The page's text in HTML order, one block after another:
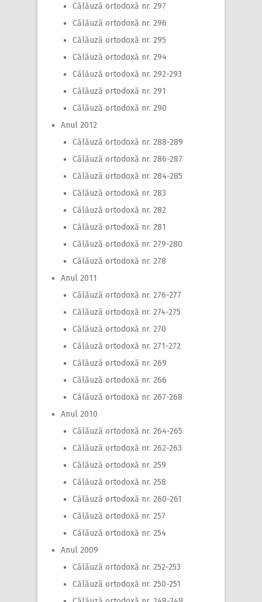
Călăuză ortodoxă nr. 297
Călăuză ortodoxă nr. 296
Călăuză ortodoxă nr. 295
Călăuză ortodoxă nr. 294
Călăuză ortodoxă nr. 292-293
Călăuză ortodoxă nr. 291
Călăuză ortodoxă nr. 290
Anul 2012
Călăuză ortodoxă nr. 288-289
Călăuză ortodoxă nr. 286-287
Călăuză ortodoxă nr. 284-285
Călăuză ortodoxă nr. 283
Călăuză ortodoxă nr. 282
Călăuză ortodoxă nr. 281
Călăuză ortodoxă nr. 279-280
Călăuză ortodoxă nr. 278
Anul 2011
Călăuză ortodoxă nr. 276-277
Călăuză ortodoxă nr. 274-275
Călăuză ortodoxă nr. 270
Călăuză ortodoxă nr. 271-272
Călăuză ortodoxă nr. 269
Călăuză ortodoxă nr. 266
Călăuză ortodoxă nr. 267-268
Anul 2010
Călăuză ortodoxă nr. 264-265
Călăuză ortodoxă nr. 262-263
Călăuză ortodoxă nr. 259
Călăuză ortodoxă nr. 258
Călăuză ortodoxă nr. 260-261
Călăuză ortodoxă nr. 257
Călăuză ortodoxă nr. 254
Anul 2009
Călăuză ortodoxă nr. 252-253
Călăuză ortodoxă nr. 250-251